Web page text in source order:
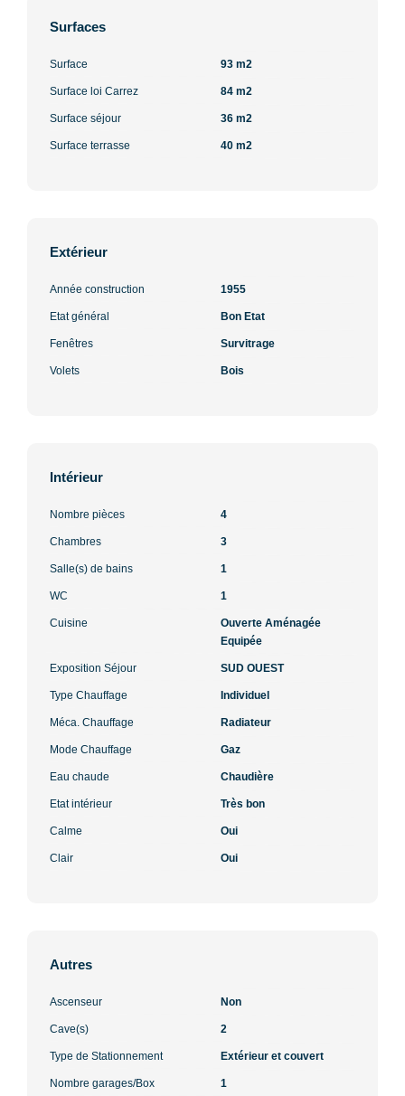
Surfaces
Surface 93 m2
Surface loi Carrez 84 m2
Surface séjour 36 m2
Surface terrasse 40 m2
Extérieur
Année construction 1955
Etat général Bon Etat
Fenêtres Survitrage
Volets Bois
Intérieur
Nombre pièces 4
Chambres 3
Salle(s) de bains 1
WC 1
Cuisine
Ouverte Aménagée
Equipée
Exposition Séjour SUD OUEST
Type Chauffage Individuel
Méca. Chauffage Radiateur
Mode Chauffage Gaz
Eau chaude Chaudière
Etat intérieur Très bon
Calme Oui
Clair Oui
Autres
Ascenseur Non
Cave(s) 2
Type de Stationnement Extérieur et couvert
Nombre garages/Box 1